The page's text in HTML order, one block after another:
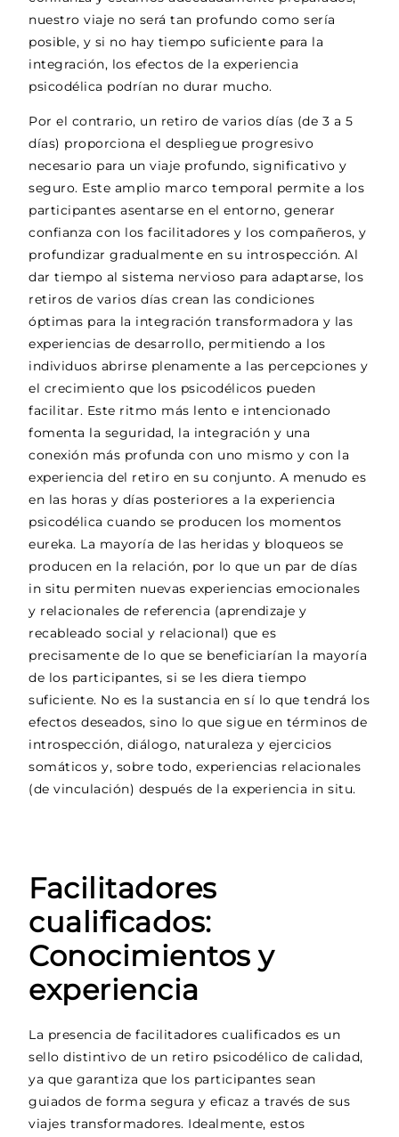
nuestro viaje no será tan profundo como sería
posible, y si no hay tiempo suficiente para la
integración, los efectos de la experiencia
psicodélica podrían no durar mucho.
Por el contrario, un retiro de varios días (de 3 a 5
días) proporciona el despliegue progresivo
necesario para un viaje profundo, significativo y
seguro. Este amplio marco temporal permite a los
participantes asentarse en el entorno, generar
confianza con los facilitadores y los compañeros, y
profundizar gradualmente en su introspección. Al
dar tiempo al sistema nervioso para adaptarse, los
retiros de varios días crean las condiciones
óptimas para la integración transformadora y las
experiencias de desarrollo, permitiendo a los
individuos abrirse plenamente a las percepciones y
el crecimiento que los psicodélicos pueden
facilitar. Este ritmo más lento e intencionado
fomenta la seguridad, la integración y una
conexión más profunda con uno mismo y con la
experiencia del retiro en su conjunto. A menudo es
en las horas y días posteriores a la experiencia
psicodélica cuando se producen los momentos
eureka. La mayoría de las heridas y bloqueos se
producen en la relación, por lo que un par de días
in situ permiten nuevas experiencias emocionales
y relacionales de referencia (aprendizaje y
recableado social y relacional) que es
precisamente de lo que se beneficiarían la mayoría
de los participantes, si se les diera tiempo
suficiente. No es la sustancia en sí lo que tendrá los
efectos deseados, sino lo que sigue en términos de
introspección, diálogo, naturaleza y ejercicios
somáticos y, sobre todo, experiencias relacionales
(de vinculación) después de la experiencia in situ.
Facilitadores
cualificados:
Conocimientos y
experiencia
La presencia de facilitadores cualificados es un
sello distintivo de un retiro psicodélico de calidad,
ya que garantiza que los participantes sean
guiados de forma segura y eficaz a través de sus
viajes transformadores. Idealmente, estos